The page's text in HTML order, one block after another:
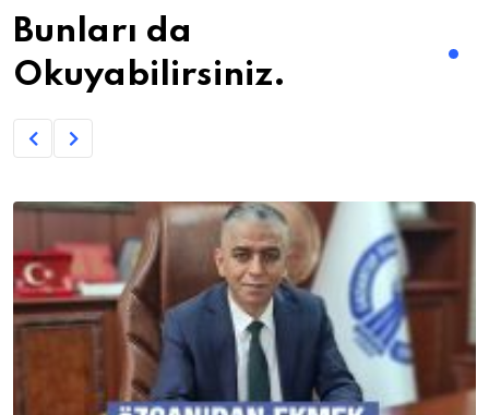
Bunları da
Okuyabilirsiniz.